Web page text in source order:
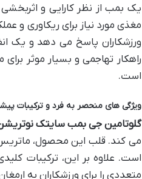
یک بمب از نظر کارایی و
مغذی مورد نیاز برای ریکاوری و
ورزشکاران پاسخ می دهد و یک
راهکار تهاجمی و بسیار موثر
است.
ویژگی های منحصر به فرد و ترکیبات
گلوتامین جی بمب سایتک
است. علاوه بر این، ترکیبات
متعددی را برای ورزشکاران به